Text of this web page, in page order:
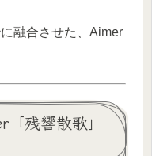
融合させた、Aimer
残響散歌」